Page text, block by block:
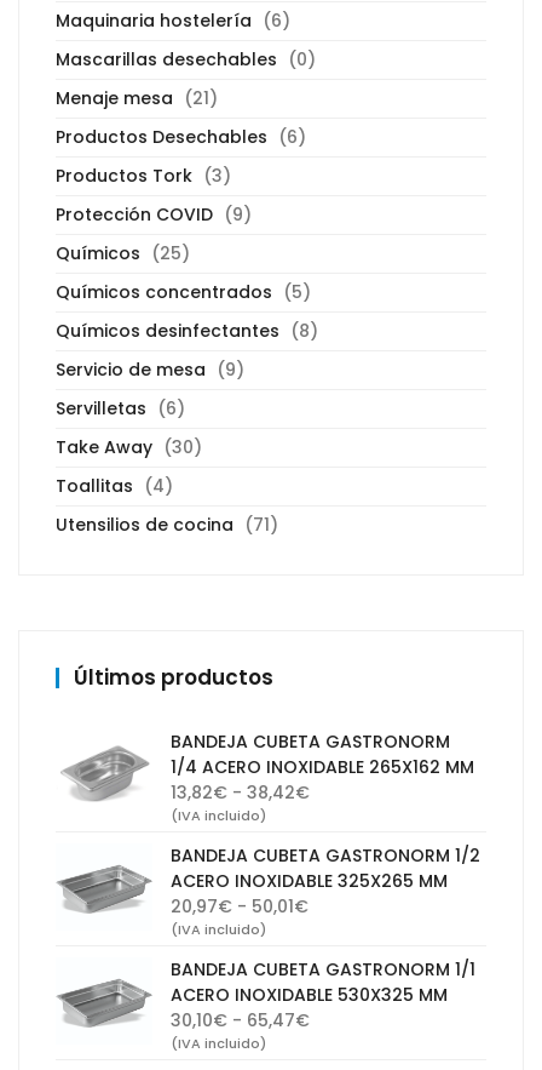
Maquinaria hostelería (6)
Mascarillas desechables (0)
Menaje mesa (21)
Productos Desechables (6)
Productos Tork (3)
Protección COVID (9)
Químicos (25)
Químicos concentrados (5)
Químicos desinfectantes (8)
Servicio de mesa (9)
Servilletas (6)
Take Away (30)
Toallitas (4)
Utensilios de cocina (71)
Últimos productos
BANDEJA CUBETA GASTRONORM
1/4 ACERO INOXIDABLE 265X162 MM
13,82€ - 38,42€Rango
desde
13,82€
(IVA incluido)
BANDEJA CUBETA GASTRONORM 1/2
ACERO INOXIDABLE 325X265 MM
20,97€ - 50,01€Rango
desde
20,97€
hasta
(IVA incluido)
BANDEJA CUBETA GASTRONORM 1/1
ACERO INOXIDABLE 530X325 MM
30,10€ - 65,47€Rango
(IVA incluido)